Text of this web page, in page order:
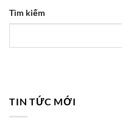
Tìm kiếm
TIN TỨC MỚI